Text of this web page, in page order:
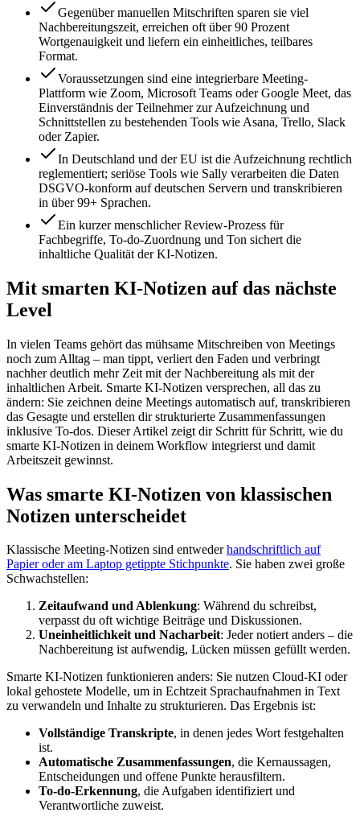
Gegenüber manuellen Mitschriften sparen sie viel
Nachbereitungszeit, erreichen oft über 90 Prozent
Wortgenauigkeit und liefern ein einheitliches, teilbares
Format.
Voraussetzungen sind eine integrierbare Meeting-
Plattform wie Zoom, Microsoft Teams oder Google Meet, das
Einverständnis der Teilnehmer zur Aufzeichnung und
Schnittstellen zu bestehenden Tools wie Asana, Trello, Slack
oder Zapier.
In Deutschland und der EU ist die Aufzeichnung rechtlich
reglementiert; seriöse Tools wie Sally verarbeiten die Daten
DSGVO-konform auf deutschen Servern und transkribieren
in über 99+ Sprachen.
Ein kurzer menschlicher Review-Prozess für
Fachbegriffe, To-do-Zuordnung und Ton sichert die
inhaltliche Qualität der KI-Notizen.
Mit smarten KI-Notizen auf das nächste
Level
In vielen Teams gehört das mühsame Mitschreiben von Meetings
noch zum Alltag – man tippt, verliert den Faden und verbringt
nachher deutlich mehr Zeit mit der Nachbereitung als mit der
inhaltlichen Arbeit. Smarte KI-Notizen versprechen, all das zu
ändern: Sie zeichnen deine Meetings automatisch auf, transkribieren
das Gesagte und erstellen dir strukturierte Zusammenfassungen
inklusive To‑dos. Dieser Artikel zeigt dir Schritt für Schritt, wie du
smarte KI-Notizen in deinem Workflow integrierst und damit
Arbeitszeit gewinnst.
Was smarte KI-Notizen von klassischen
Notizen unterscheidet
Klassische Meeting-Notizen sind entwederhandschriftlich auf
Papier oder am Laptop getippte Stichpunkte. Sie haben zwei große
Schwachstellen:
Zeitaufwand und Ablenkung: Während du schreibst,
verpasst du oft wichtige Beiträge und Diskussionen.
Uneinheitlichkeit und Nacharbeit: Jeder notiert anders – die
Nachbereitung ist aufwendig, Lücken müssen gefüllt werden.
Smarte KI-Notizen funktionieren anders: Sie nutzen Cloud‑KI oder
lokal gehostete Modelle, um in Echtzeit Sprachaufnahmen in Text
zu verwandeln und Inhalte zu strukturieren. Das Ergebnis ist:
Vollständige Transkripte, in denen jedes Wort festgehalten
ist.
Automatische Zusammenfassungen, die Kernaussagen,
Entscheidungen und offene Punkte herausfiltern.
To‑do-Erkennung, die Aufgaben identifiziert und
Verantwortliche zuweist.